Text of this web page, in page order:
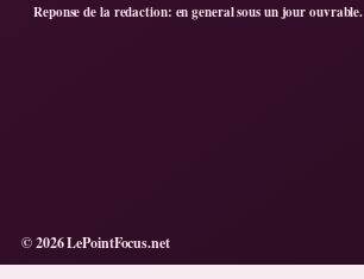
Reponse de la redaction: en general sous un jour ouvrable.
© 2026 LePointFocus.net